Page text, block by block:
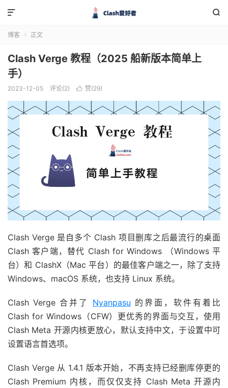


博客  正文
Clash Verge 教程（2025 船新版本简单上
手）
2023-12-05 评论(2)  赞(29)
Clash Verge 是自多个 Clash 项目删库之后最流行的桌面
Clash 客户端，替代 Clash for Windows （Windows 平
台）和 ClashX（Mac 平台）的最佳客户端之一，除了支持
Windows、macOS 系统，也支持 Linux 系统。
Clash Verge 合并了 Nyanpasu 的界面，软件有着比
Clash for Windows（CFW）更优秀的界面与交互，使用
Clash Meta 开源内核更放心，默认支持中文，于设置中可
设置语言首选项。
Clash Verge 从 1.4.1 版本开始，不再支持已经删库停更的
Clash Premium 内核，而仅仅支持 Clash Meta 开源内